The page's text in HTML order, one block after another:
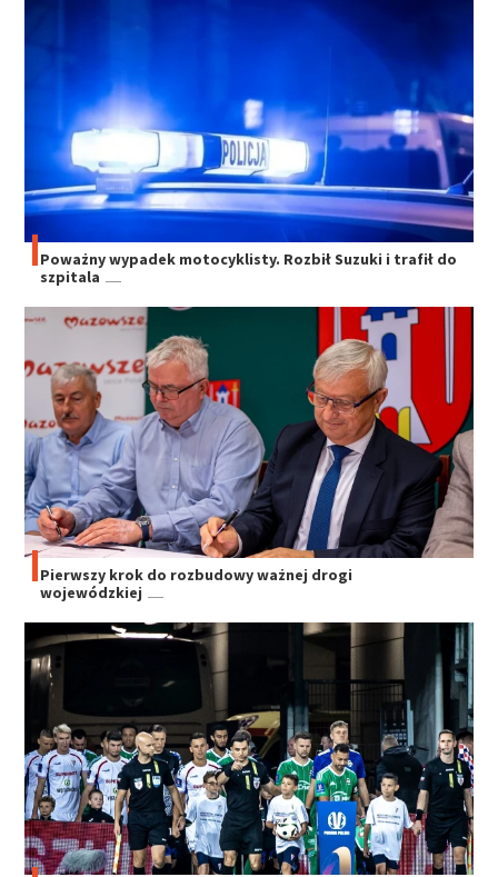
Poważny wypadek motocyklisty. Rozbił Suzuki i trafił do
szpitala
Pierwszy krok do rozbudowy ważnej drogi
wojewódzkiej